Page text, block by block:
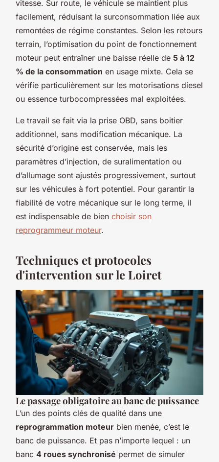
vitesse. Sur route, le véhicule se maintient plus
facilement, réduisant la surconsommation liée aux
remontées de régime constantes. Selon les retours
terrain, l’optimisation du point de fonctionnement
moteur peut entraîner une baisse réelle de 5 à 12
% de la consommation en usage mixte. Cela se
vérifie particulièrement sur les motorisations diesel
ou essence turbocompressées mal exploitées.
Le travail se fait via la prise OBD, sans boitier
additionnel, sans modification mécanique. La
sécurité d’origine est conservée, mais les
paramètres d’injection, de suralimentation ou
d’allumage sont ajustés progressivement, surtout
sur les véhicules à fort potentiel. Pour garantir la
fiabilité de votre mécanique sur le long terme, il
est indispensable de bien choisir son
reprogrammeur moteur.
Techniques et protocoles
d'intervention sur le Loiret
Le passage obligatoire au banc de puissance
L’un des points clés de qualité dans une
reprogrammation moteur bien menée, c’est le
banc de puissance. Et pas n’importe lequel : un
banc 4 roues synchronisé permet de simuler